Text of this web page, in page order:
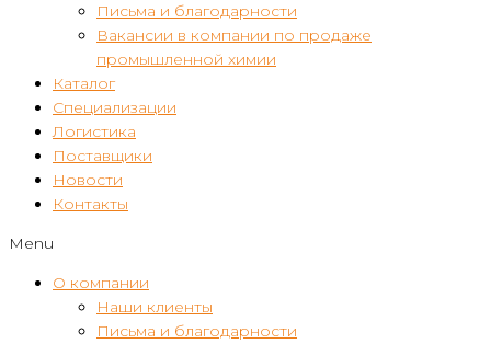
Письма и благодарности
Вакансии в компании по продаже
промышленной химии
Каталог
Специализации
Логистика
Поставщики
Новости
Контакты
Menu
О компании
Наши клиенты
Письма и благодарности